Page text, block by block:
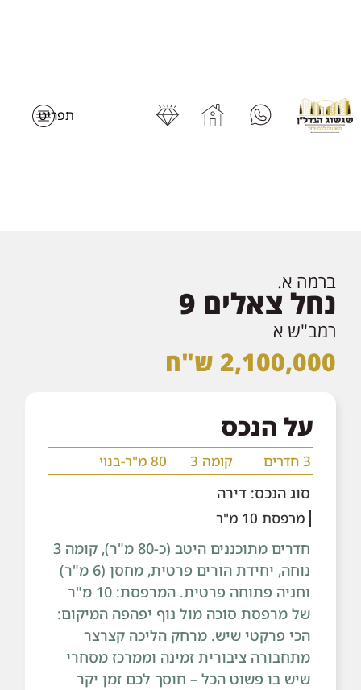
ברמה א.
נחל צאלים 9
רמב"ש א
2,100,000 ש"ח
על הנכס
3 חדרים קומה 3 80 מ"ר-בנוי
סוג הנכס: דירה
מרפסת 10 מ"ר
חדרים מתוכננים היטב (כ-80 מ"ר), קומה 3
נוחה, יחידת הורים פרטית, מחסן (6 מ"ר)
וחניה פתוחה פרטית. המרפסת: 10 מ"ר
של מרפסת סוכה מול נוף יפהפה המיקום:
הכי פרקטי שיש. מרחק הליכה קצרצר
מתחבורה ציבורית זמינה וממרכז מסחרי
שיש בו פשוט הכל – חוסך לכם זמן יקר